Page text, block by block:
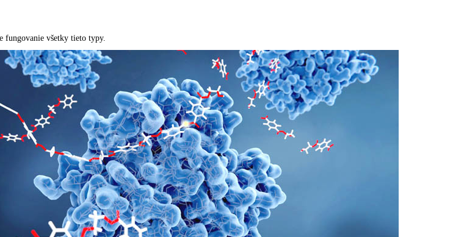
fungovanie všetky tieto typy.